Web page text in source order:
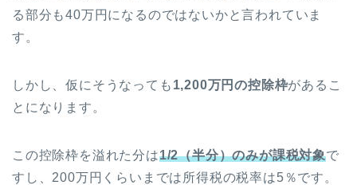
る部分も40万円になるのではないかと言われていま
す。
しかし、仮にそうなっても 1,200万円の控除枠があるこ
とになります。
この控除枠を溢れた分は1/2（半分）のみが課税対象で
すし、200万円くらいまでは所得税の税率は5％です。